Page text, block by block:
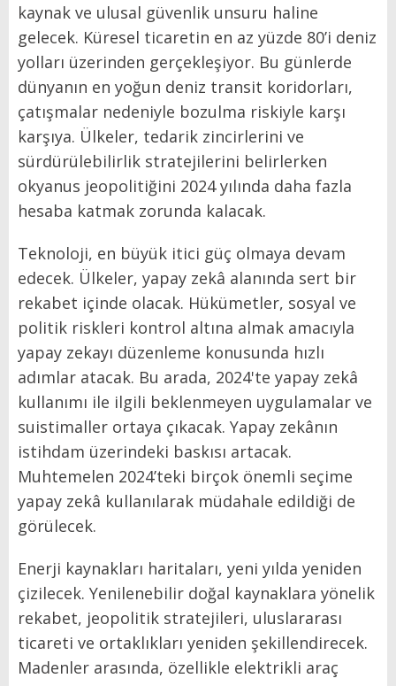
kaynak ve ulusal güvenlik unsuru haline
gelecek. Küresel ticaretin en az yüzde 80’i deniz
yolları üzerinden gerçekleşiyor. Bu günlerde
dünyanın en yoğun deniz transit koridorları,
çatışmalar nedeniyle bozulma riskiyle karşı
karşıya. Ülkeler, tedarik zincirlerini ve
sürdürülebilirlik stratejilerini belirlerken
okyanus jeopolitiğini 2024 yılında daha fazla
hesaba katmak zorunda kalacak.
Teknoloji, en büyük itici güç olmaya devam
edecek. Ülkeler, yapay zekâ alanında sert bir
rekabet içinde olacak. Hükümetler, sosyal ve
politik riskleri kontrol altına almak amacıyla
yapay zekayı düzenleme konusunda hızlı
adımlar atacak. Bu arada, 2024'te yapay zekâ
kullanımı ile ilgili beklenmeyen uygulamalar ve
suistimaller ortaya çıkacak. Yapay zekânın
istihdam üzerindeki baskısı artacak.
Muhtemelen 2024’teki birçok önemli seçime
yapay zekâ kullanılarak müdahale edildiği de
görülecek.
Enerji kaynakları haritaları, yeni yılda yeniden
çizilecek. Yenilenebilir doğal kaynaklara yönelik
rekabet, jeopolitik stratejileri, uluslararası
ticareti ve ortaklıkları yeniden şekillendirecek.
Madenler arasında, özellikle elektrikli araç